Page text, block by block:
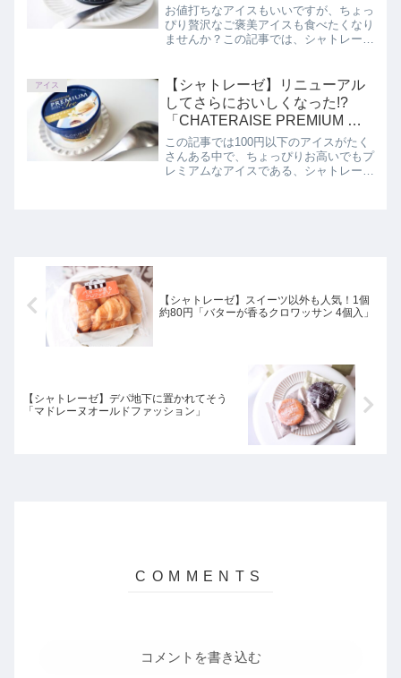
きなこ 北海道産あずき＆黒蜜使
用」
お値打ちなアイスもいいですが、ちょっ
ぴり贅沢なご褒美アイスも食べたくなり
ませんか？この記事では、シャトレーゼ
蜜使用」を正直にレビューしています。
アイス
【シャトレーゼ】リニューアル
してさらにおいしくなった!?
「CHATERAISE PREMIUM マ
ダガスカルバニラ」
この記事では100円以下のアイスがたく
さんある中で、ちょっぴりお高いでもプ
レミアムなアイスである、シャトレーゼ
【シャトレーゼ】スイーツ以外も人気！1個
約80円「バターが香るクロワッサン 4個入」
【シャトレーゼ】デパ地下に置かれてそう
「マドレーヌオールドファッション」
コメントを書き込む